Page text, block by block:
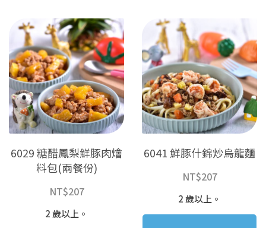
6029 糖醋鳳梨鮮豚肉燴
料包(兩餐份)
NT$207
2 歲以上。
6041 鮮豚什錦炒烏龍麵
NT$207
2 歲以上。